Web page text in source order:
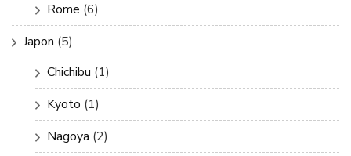
Rome (6)
Japon (5)
Chichibu (1)
Kyoto (1)
Nagoya (2)